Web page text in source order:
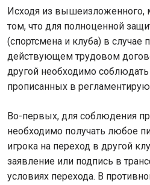
Исходя из вышеизложенного,
том, что для полноценной
(спортсмена и клуба) в случае
действующем трудовом
другой необходимо
прописанных в
Во-первых, для соблюдения
необходимо получать любое
игрока на переход в другой
заявление или подпись в
условиях перехода. В